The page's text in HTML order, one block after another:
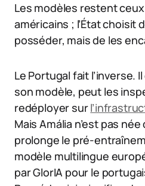
Les modèles restent
américains ; l’État choisit
posséder, mais de les
Le Portugal fait l’inverse.
son modèle, peut les
redéployer sur
Mais Amália n’est pas
prolonge le pré-
modèle multilingue
par GlorIA pour le